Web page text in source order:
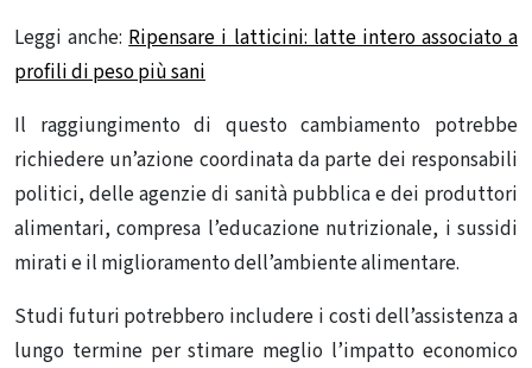
Leggi anche:Ripensare i latticini: latte intero associato a
profili di peso più sani
Il raggiungimento di questo cambiamento potrebbe
richiedere un’azione coordinata da parte dei responsabili
politici, delle agenzie di sanità pubblica e dei produttori
alimentari, compresa l’educazione nutrizionale, i sussidi
mirati e il miglioramento dell’ambiente alimentare.
Studi futuri potrebbero includere i costi dell’assistenza a
lungo termine per stimare meglio l’impatto economico